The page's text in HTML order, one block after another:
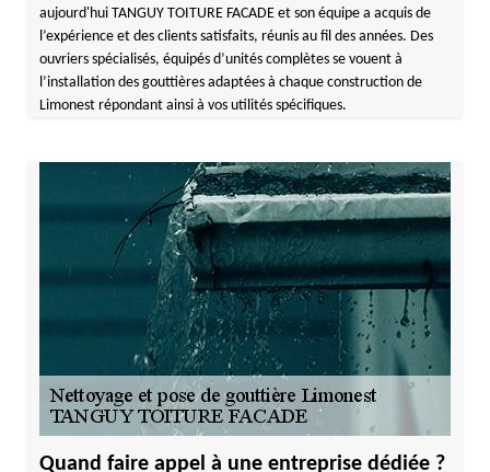
aujourd'hui TANGUY TOITURE FACADE et son équipe a acquis de
l’expérience et des clients satisfaits, réunis au fil des années. Des
ouvriers spécialisés, équipés d’unités complètes se vouent à
l’installation des gouttières adaptées à chaque construction de
Limonest répondant ainsi à vos utilités spécifiques.
Quand faire appel à une entreprise dédiée ?